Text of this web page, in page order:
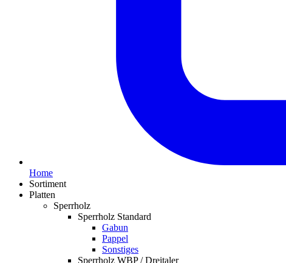
Home
Sortiment
Platten
Sperrholz
Sperrholz Standard
Gabun
Pappel
Sonstiges
Sperrholz WBP / Dreitaler